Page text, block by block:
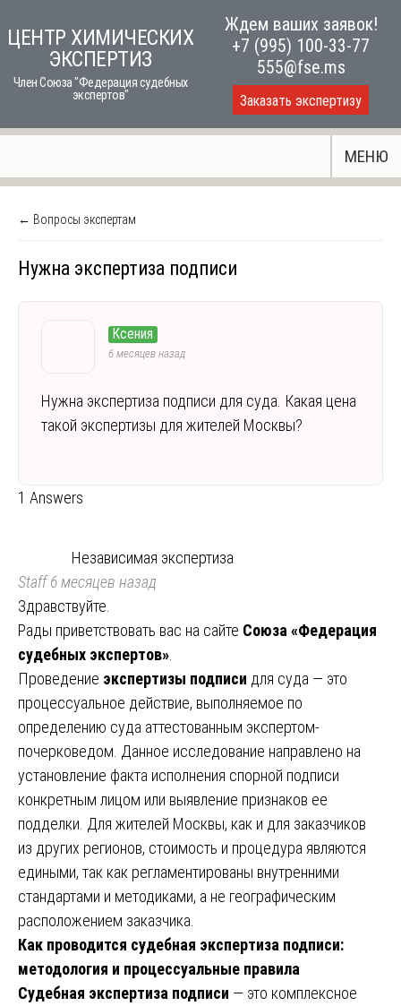
toЦЕНТР ХИМИЧЕСКИХ
ЭКСПЕРТИЗ
Член Союза "Федерация судебных
экспертов"
Ждем ваших заявок!
+7 (995) 100-33-77
555@fse.ms
Заказать экспертизу
МЕНЮ
← Вопросы экспертам
Нужна экспертиза подписи
Ксения
6 месяцев назад
Нужна экспертиза подписи для суда. Какая цена
такой экспертизы для жителей Москвы?
1 Answers
Независимая экспертиза
Staff6 месяцев назад
Здравствуйте.
Рады приветствовать вас на сайте Союза «Федерация
судебных экспертов»
Проведение экспертизы подписи для суда — это
процессуальное действие, выполняемое по
определению суда аттестованным экспертом-
почерковедом. Данное исследование направлено на
установление факта исполнения спорной подписи
конкретным лицом или выявление признаков ее
подделки. Для жителей Москвы, как и для заказчиков
из других регионов, стоимость и процедура являются
едиными, так как регламентированы внутренними
стандартами и методиками, а не географическим
расположением заказчика.
Как проводится судебная экспертиза подписи:
методология и процессуальные правила
Судебная экспертиза подписи — это комплексное